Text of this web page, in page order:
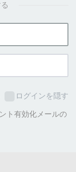
ログインを隠す
ト有効化メールの